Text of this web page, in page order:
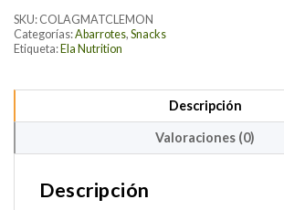
address
to
join
waitlist
product
SKU: COLAGMATCLEMON
Categorías:Abarrotes, Snacks
Etiqueta:Ela Nutrition
Descripción
Valoraciones (0)
Descripción